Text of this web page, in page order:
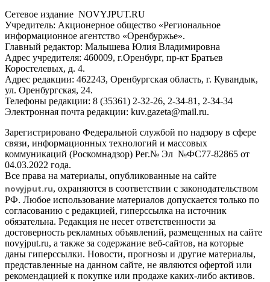
Сетевое издание NOVYJPUT.RU
Учредитель: Акционерное общество «Региональное
информационное агентство «Оренбуржье».
Главный редактор: Малышева Юлия Владимировна
Адрес учредителя: 460009, г.Оренбург, пр-кт Братьев
Коростелевых, д. 4.
Адрес редакции: 462243, Оренбургская область, г. Кувандык,
ул. Оренбургская, 24.
Телефоны редакции: 8 (35361) 2-32-26, 2-34-81, 2-34-34
Электронная почта редакции: kuv.gazeta@mail.ru.
Зарегистрировано Федеральной службой по надзору в сфере
связи, информационных технологий и массовых
коммуникаций (Роскомнадзор) Рег.№ Эл №ФС77-82865 от
04.03.2022 года.
Все права на материалы, опубликованные на сайте
novyjput.ru, охраняются в соответствии с законодательством
РФ. Любое использование материалов допускается только по
согласованию с редакцией, гиперссылка на источник
обязательна. Редакция не несет ответственности за
достоверность рекламных объявлений, размещенных на сайте
novyjput.ru, а также за содержание веб-сайтов, на которые
даны гиперссылки. Новости, прогнозы и другие материалы,
представленные на данном сайте, не являются офертой или
рекомендацией к покупке или продаже каких-либо активов.